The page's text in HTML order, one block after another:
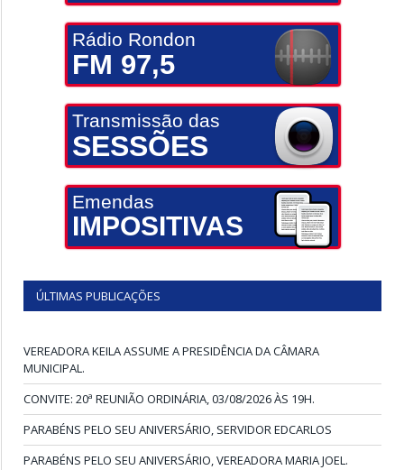
Rádio Rondon
FM 97,5
Transmissão das
SESSÕES
Emendas
IMPOSITIVAS
ÚLTIMAS PUBLICAÇÕES
VEREADORA KEILA ASSUME A PRESIDÊNCIA DA CÂMARA
MUNICIPAL.
CONVITE: 20ª REUNIÃO ORDINÁRIA, 03/08/2026 ÀS 19H.
PARABÉNS PELO SEU ANIVERSÁRIO, SERVIDOR EDCARLOS
PARABÉNS PELO SEU ANIVERSÁRIO, VEREADORA MARIA JOEL.